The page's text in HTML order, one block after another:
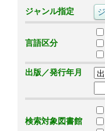
ジャンル指定
言語区分
出版／発行年月
検索対象図書館